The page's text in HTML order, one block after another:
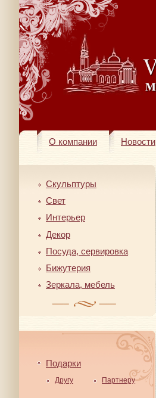
О компании Новости
Скульптуры
Свет
Интерьер
Декор
Посуда, сервировка
Бижутерия
Зеркала, мебель
Подарки
Другу Партнеру